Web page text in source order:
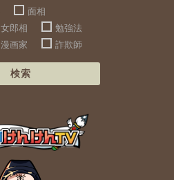
面相
女郎相
勉強法
漫画家 詐欺師
検索